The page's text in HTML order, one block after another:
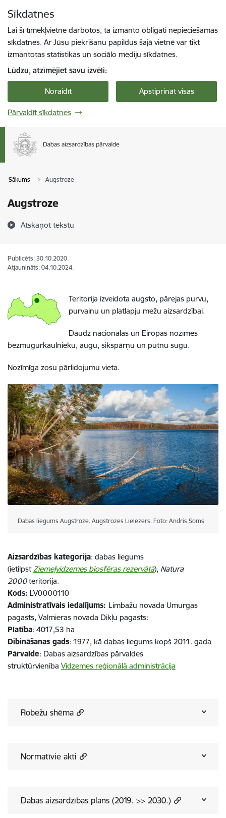
Sīkdatnes
Lai šī tīmekļvietne darbotos, tā izmanto obligāti nepieciešamās
sīkdatnes. Ar Jūsu piekrišanu papildus šajā vietnē var tikt
izmantotas statistikas un sociālo mediju sīkdatnes.
Lūdzu, atzīmējiet savu izvēli:
Noraidīt Apstiprināt visas
Pārvaldīt sīkdatnes
Sākums Augstroze
Augstroze
Atskaņot tekstu
Publicēts: 30.10.2020.
Atjaunināts: 04.10.2024.
Teritorija izveidota augsto, pārejas purvu,
purvainu un platlapju mežu aizsardzībai.
Daudz nacionālas un Eiropas nozīmes
bezmugurkaulnieku, augu, sikspārņu un putnu sugu.
Nozīmīga zosu pārlidojumu vieta.
Dabas liegums Augstroze. Augstrozes Lielezers. Foto: Andris Soms
Aizsardzības kategorija: dabas liegums
(ietilpstZiemeļvidzemes biosfēras rezervātā), Natura
2000teritorija.
Kods: LV0000110
Administratīvais iedalījums: Limbažu novada Umurgas
pagasts, Valmieras novada Dikļu pagasts:
Platība: 4017,53 ha
Dibināšanas gads: 1977, kā dabas liegums kopš 2011. gada
Pārvalde: Dabas aizsardzības pārvaldes
struktūrvienība Vidzemes reģionālā administrācija
Robežu shēma
Normatīvie akti
Dabas aizsardzības plāns (2019. >> 2030.)